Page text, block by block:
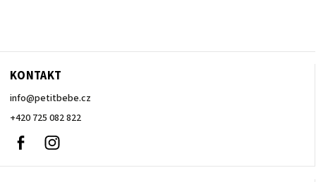
KONTAKT
info@petitbebe.cz
+420 725 082 822
Facebook